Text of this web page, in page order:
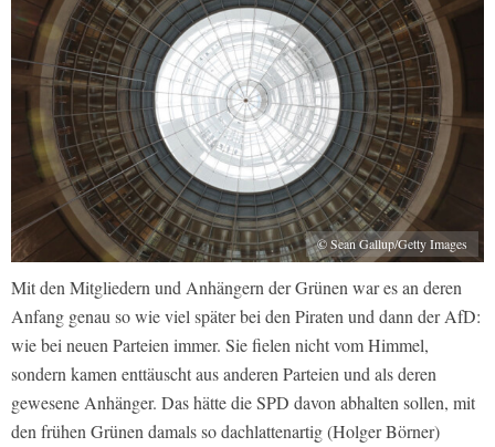
© Sean Gallup/Getty Images
Mit den Mitgliedern und Anhängern der Grünen war es an deren
Anfang genau so wie viel später bei den Piraten und dann der AfD:
wie bei neuen Parteien immer. Sie fielen nicht vom Himmel,
sondern kamen enttäuscht aus anderen Parteien und als deren
gewesene Anhänger. Das hätte die SPD davon abhalten sollen, mit
den frühen Grünen damals so dachlattenartig (Holger Börner)